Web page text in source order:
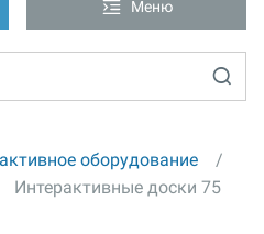
Меню
оборудование
Интерактивные доски 75